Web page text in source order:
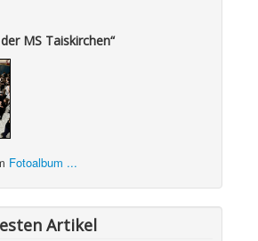
MS Taiskirchen“
Fotoalbum ...
Artikel